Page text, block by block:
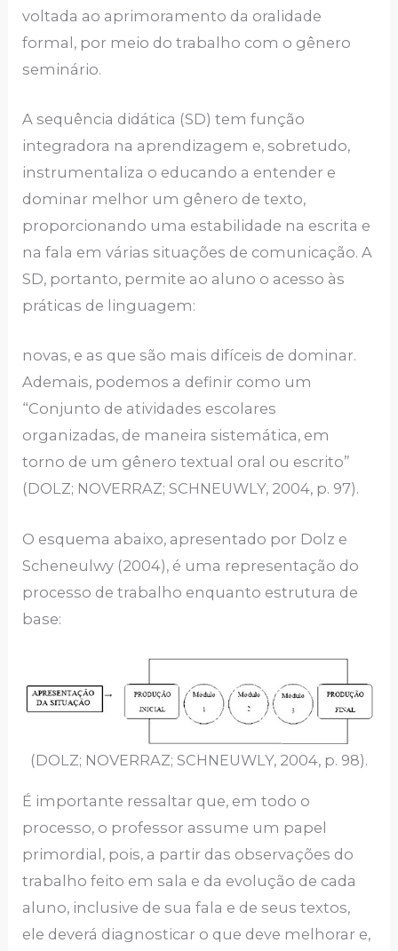
voltada ao aprimoramento da oralidade
formal, por meio do trabalho com o gênero
seminário.
A sequência didática (SD) tem função
integradora na aprendizagem e, sobretudo,
instrumentaliza o educando a entender e
dominar melhor um gênero de texto,
proporcionando uma estabilidade na escrita e
na fala em várias situações de comunicação. A
SD, portanto, permite ao aluno o acesso às
práticas de linguagem:
novas, e as que são mais difíceis de dominar.
Ademais, podemos a definir como um
“Conjunto de atividades escolares
organizadas, de maneira sistemática, em
torno de um gênero textual oral ou escrito”
(DOLZ; NOVERRAZ; SCHNEUWLY, 2004, p. 97).
O esquema abaixo, apresentado por Dolz e
Scheneulwy (2004), é uma representação do
processo de trabalho enquanto estrutura de
base:
(DOLZ; NOVERRAZ; SCHNEUWLY, 2004, p. 98).
É importante ressaltar que, em todo o
processo, o professor assume um papel
primordial, pois, a partir das observações do
trabalho feito em sala e da evolução de cada
aluno, inclusive de sua fala e de seus textos,
ele deverá diagnosticar o que deve melhorar e,